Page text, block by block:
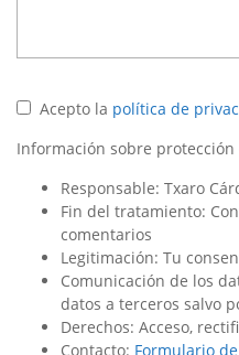
Acepto la política de
Información sobre protección
Responsable: Txaro
Fin del tratamiento:
comentarios
Legitimación: Tu
Comunicación de los
datos a terceros salvo
Derechos: Acceso,
Contacto: Formulario